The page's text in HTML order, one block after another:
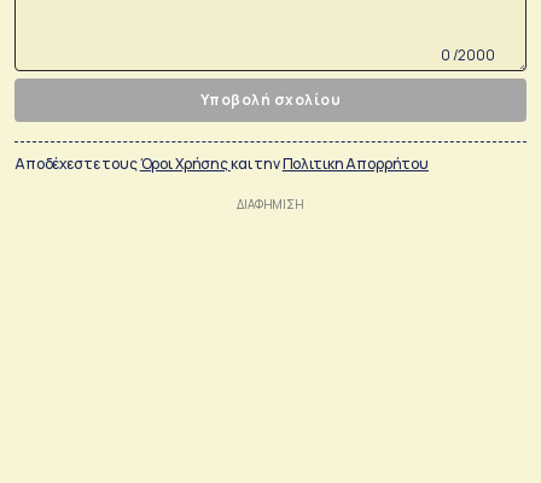
0 /2000
Υποβολή σχολίου
Αποδέχεστε τουςΌροι Χρήσηςκαι τηνΠολιτικη Απορρήτου